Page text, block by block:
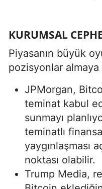
KURUMSAL
Piyasanın büyük
pozisyonlar
JPMorgan,
teminat kabul
sunmayı
teminatlı
yaygınlaşması
noktası olabilir.
Trump Media,